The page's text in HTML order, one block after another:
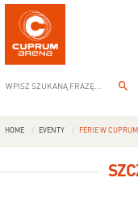
HOME EVENTY FERIE W